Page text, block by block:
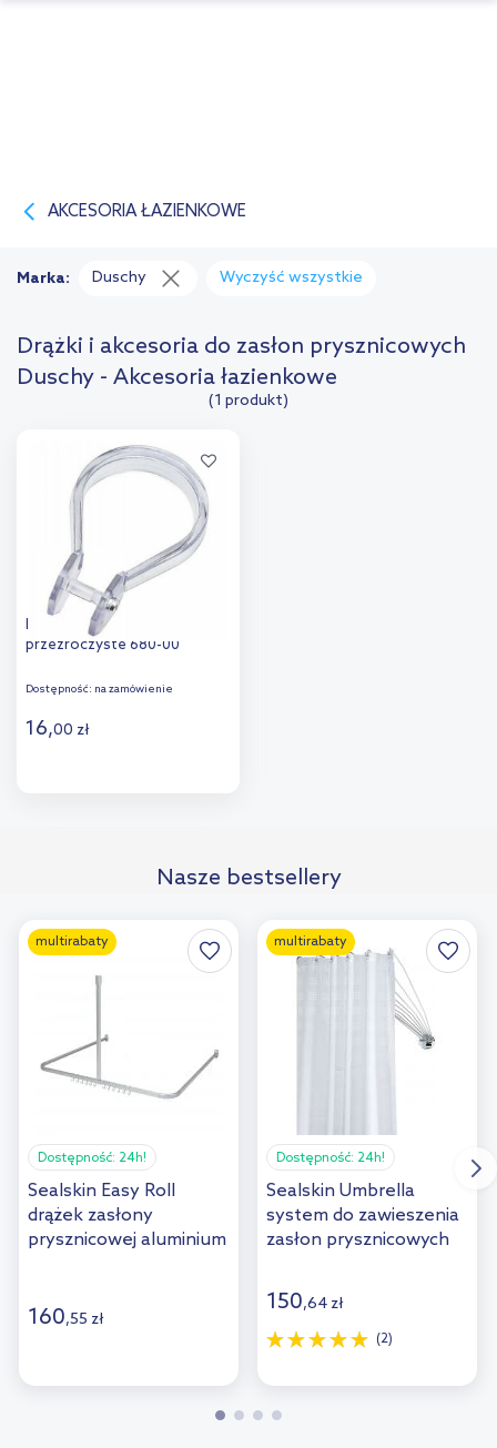
AKCESORIA ŁAZIENKOWE
Drążki i akcesoria do zasłon prysznicowych
Duschy - Akcesoria łazienkowe
(1 produkt)
Marka: Duschy Wyczyść wszystkie
Duschy kółka zasłon 12 szt
przezroczyste 680-00
Dostępność: na zamówienie
16,00 zł
porównaniaNasze bestsellery
multirabaty
Dostępność: 24h!
Sealskin Easy Roll
drążek zasłony
prysznicowej aluminium
160,55 zł
multirabaty
Dostępność: 24h!
Sealskin Umbrella
system do zawieszenia
zasłon prysznicowych
150,64 zł
(2)